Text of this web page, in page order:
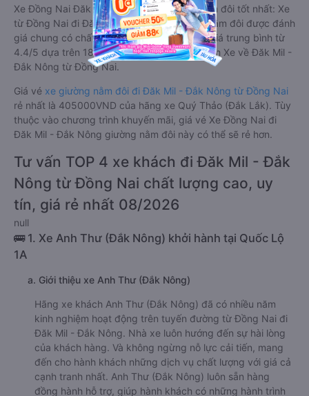
Xe Đồng Nai Đăk Mil - Đắk Nông giường nằm đôi tốt nhất: Xe
từ Đồng Nai đi Đăk Mil - Đắk Nông giường nằm đôi được đánh
giá chung có chất lượng Tốt với điểm đánh giá trung bình từ
4.4/5 dựa trên 1801 phản hồi của hành khách Xe về Đăk Mil -
Đắk Nông từ Đồng Nai.
Giá vé xe giường nằm đôi đi Đăk Mil - Đắk Nông từ Đồng Nai
rẻ nhất là 405000VND của hãng xe Quý Thảo (Đắk Lắk). Tùy
thuộc vào chương trình khuyến mãi, giá vé Xe Đồng Nai đi
Đăk Mil - Đắk Nông giường nằm đôi này có thể sẽ rẻ hơn.
Tư vấn TOP 4 xe khách đi Đăk Mil - Đắk
Nông từ Đồng Nai chất lượng cao, uy
tín, giá rẻ nhất 08/2026
null
🚌 1. Xe Anh Thư (Đắk Nông) khởi hành tại Quốc Lộ
1A
a. Giới thiệu xe Anh Thư (Đắk Nông)
Hãng xe khách Anh Thư (Đắk Nông) đã có nhiều năm
kinh nghiệm hoạt động trên tuyến đường từ Đồng Nai đi
Đăk Mil - Đắk Nông. Nhà xe luôn hướng đến sự hài lòng
của khách hàng. Và không ngừng nỗ lực cải tiến, mang
đến cho hành khách những dịch vụ chất lượng với giá cả
cạnh tranh nhất. Anh Thư (Đắk Nông) luôn sẵn hàng
đồng hành hỗ trợ, giúp hành khách có những hành trình